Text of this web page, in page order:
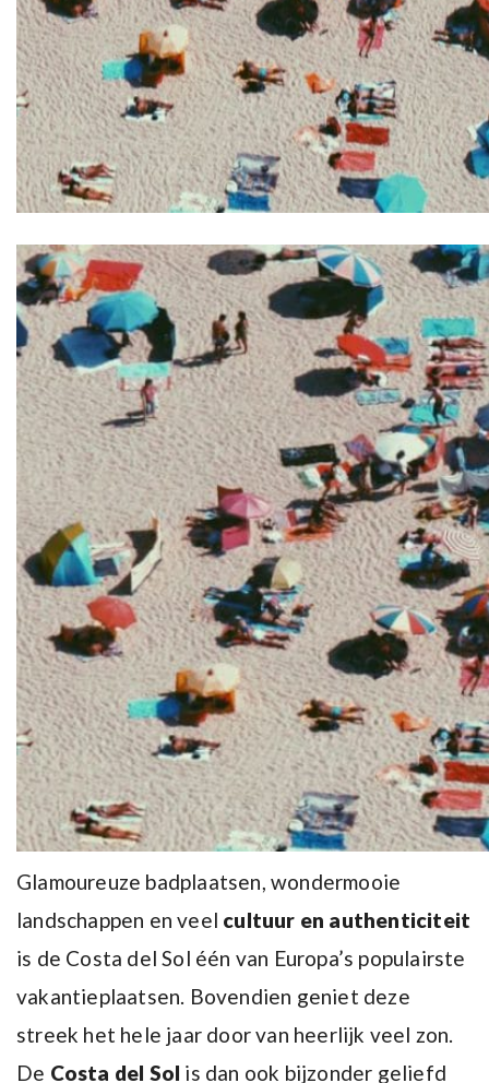
Glamoureuze badplaatsen, wondermooie
landschappen en veel cultuur en authenticiteit
is de Costa del Sol één van Europa’s populairste
vakantieplaatsen. Bovendien geniet deze
streek het hele jaar door van heerlijk veel zon.
De Costa del Sol is dan ook bijzonder geliefd